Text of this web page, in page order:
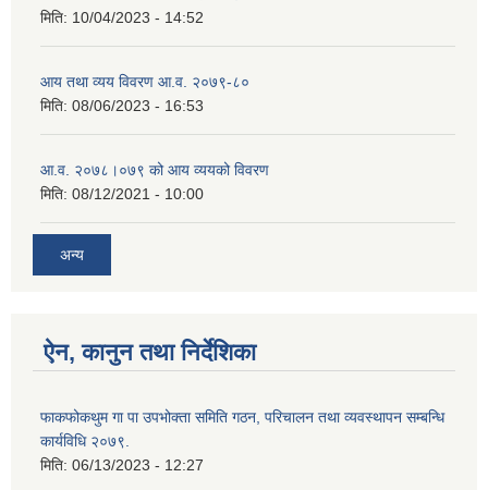
मिति: 10/04/2023 - 14:52
आय तथा व्यय विवरण आ.व. २०७९-८०
मिति: 08/06/2023 - 16:53
आ.व. २०७८।०७९ को आय व्ययको विवरण
मिति: 08/12/2021 - 10:00
अन्य
ऐन, कानुन तथा निर्देशिका
फाकफोकथुम गा पा उपभोक्ता समिति गठन, परिचालन तथा व्यवस्थापन सम्बन्धि
कार्यविधि २०७९.
मिति: 06/13/2023 - 12:27